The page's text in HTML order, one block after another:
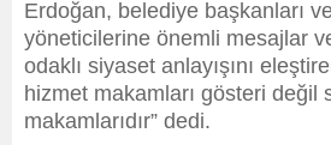
Erdoğan, belediye başkanları
yöneticilerine önemli mesajlar
odaklı siyaset anlayışını
hizmet makamları gösteri değil
makamlarıdır” dedi.